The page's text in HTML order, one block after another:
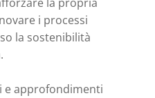
i processi
la sostenibilità
e approfondimenti